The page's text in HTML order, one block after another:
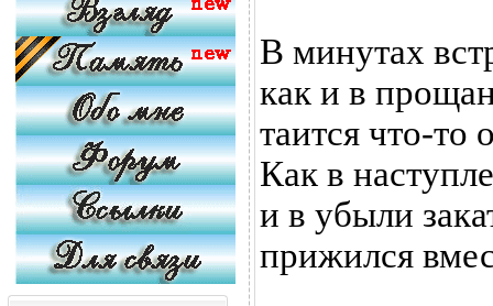
В минутах
как и в
таится что-то
Как в
и в убыли
прижился